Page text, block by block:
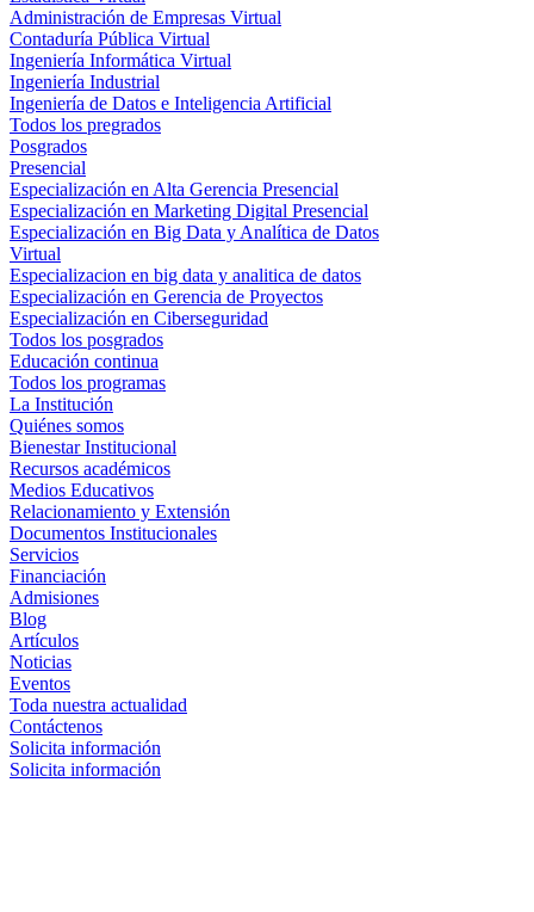
Administración de Empresas Virtual
Contaduría Pública Virtual
Ingeniería Informática Virtual
Ingeniería Industrial
Ingeniería de Datos e Inteligencia Artificial
Todos los pregrados
Posgrados
Presencial
Especialización en Alta Gerencia Presencial
Especialización en Marketing Digital Presencial
Especialización en Big Data y Analítica de Datos
Virtual
Especializacion en big data y analitica de datos
Especialización en Gerencia de Proyectos
Especialización en Ciberseguridad
Todos los posgrados
Educación continua
Todos los programas
La Institución
Quiénes somos
Bienestar Institucional
Recursos académicos
Medios Educativos
Relacionamiento y Extensión
Documentos Institucionales
Servicios
Financiación
Admisiones
Blog
Artículos
Noticias
Eventos
Toda nuestra actualidad
Contáctenos
Solicita información
Solicita información